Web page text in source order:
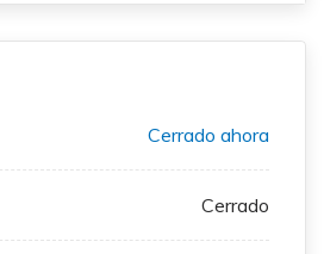
Cerrado ahora
Cerrado